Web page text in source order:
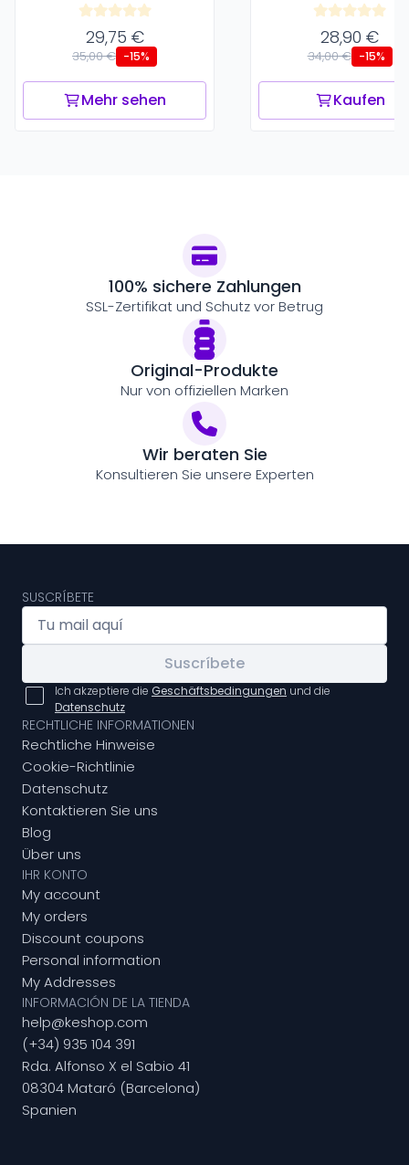
29,75 €
35,00 € -15%
Mehr sehen
28,90 €
34,00 € -15%
Kaufen
100% sichere Zahlungen
SSL-Zertifikat und Schutz vor Betrug
Original-Produkte
Nur von offiziellen Marken
Wir beraten Sie
Konsultieren Sie unsere Experten
SUSCRÍBETE
Suscríbete
Ich akzeptiere die Geschäftsbedingungen und die
Datenschutz
RECHTLICHE INFORMATIONEN
Rechtliche Hinweise
Cookie-Richtlinie
Datenschutz
Kontaktieren Sie uns
Blog
Über uns
IHR KONTO
My account
My orders
Discount coupons
Personal information
My Addresses
INFORMACIÓN DE LA TIENDA
help@keshop.com
(+34) 935 104 391
Rda. Alfonso X el Sabio 41
08304 Mataró (Barcelona)
Spanien